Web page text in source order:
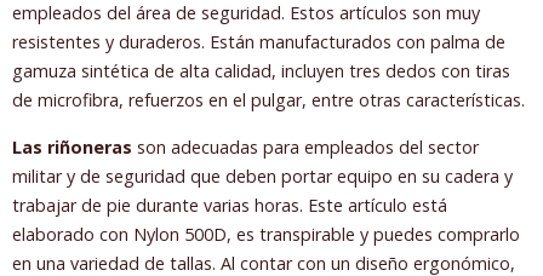
empleados del área de seguridad. Estos artículos son muy
resistentes y duraderos. Están manufacturados con palma de
gamuza sintética de alta calidad, incluyen tres dedos con tiras
de microfibra, refuerzos en el pulgar, entre otras características.
Las riñoneras son adecuadas para empleados del sector
militar y de seguridad que deben portar equipo en su cadera y
trabajar de pie durante varias horas. Este artículo está
elaborado con Nylon 500D, es transpirable y puedes comprarlo
en una variedad de tallas. Al contar con un diseño ergonómico,